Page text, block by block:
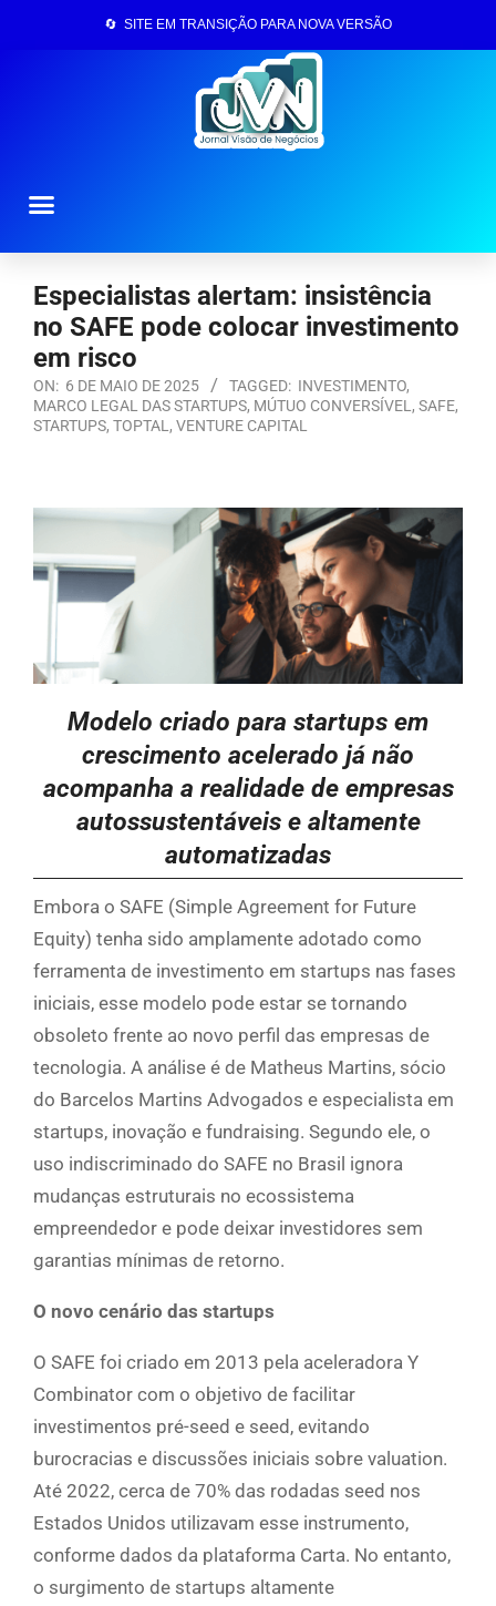
🔄 SITE EM TRANSIÇÃO PARA NOVA VERSÃO
Especialistas alertam: insistência
no SAFE pode colocar investimento
em risco
ON: 6 DE MAIO DE 2025 TAGGED: INVESTIMENTO,
MARCO LEGAL DAS STARTUPS, MÚTUO CONVERSÍVEL , SAFE,
STARTUPS, TOPTAL , VENTURE CAPITAL
Modelo criado para startups em
crescimento acelerado já não
acompanha a realidade de empresas
autossustentáveis e altamente
automatizadas
Embora o SAFE (Simple Agreement for Future
Equity) tenha sido amplamente adotado como
ferramenta de investimento em startups nas fases
iniciais, esse modelo pode estar se tornando
obsoleto frente ao novo perfil das empresas de
tecnologia. A análise é de Matheus Martins, sócio
do Barcelos Martins Advogados e especialista em
startups, inovação e fundraising. Segundo ele, o
uso indiscriminado do SAFE no Brasil ignora
mudanças estruturais no ecossistema
empreendedor e pode deixar investidores sem
garantias mínimas de retorno.
O novo cenário das startups
O SAFE foi criado em 2013 pela aceleradora Y
Combinator com o objetivo de facilitar
investimentos pré-seed e seed, evitando
burocracias e discussões iniciais sobre valuation.
Até 2022, cerca de 70% das rodadas seed nos
Estados Unidos utilizavam esse instrumento,
conforme dados da plataforma Carta. No entanto,
o surgimento de startups altamente